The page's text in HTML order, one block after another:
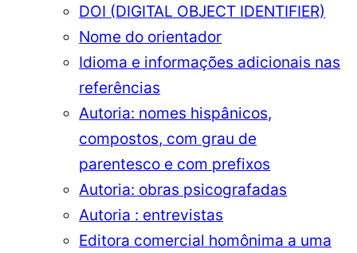
DOI (DIGITAL OBJECT IDENTIFIER)
Nome do orientador
Idioma e informações adicionais nas
referências
Autoria: nomes hispânicos,
compostos, com grau de
parentesco e com prefixos
Autoria: obras psicografadas
Autoria : entrevistas
Editora comercial homônima a uma